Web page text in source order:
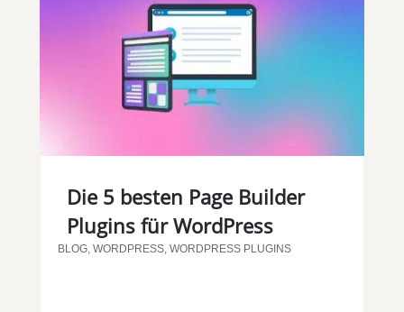
Die 5 besten Page Builder
Plugins für WordPress
BLOG, WORDPRESS, WORDPRESS PLUGINS